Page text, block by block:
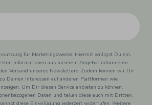
für Marketingzwecke: Hiermit willigst Du ein,
Informationen aus unserem Angebot informieren
Versand unseres Newsletters. Zudem können wir Dir
Deinen Interessen auf anderen Plattformen wie
Um Dir diesen Service anbieten zu können,
Daten und teilen diese auch mit Dritten,
diese Einwilligung jederzeit widerrufen. Weitere